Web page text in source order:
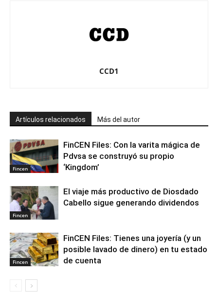
CCD1
Artículos relacionados Más del autor
Fincen
FinCEN Files: Con la varita mágica de
Pdvsa se construyó su propio
‘Kingdom’
Fincen
El viaje más productivo de Diosdado
Cabello sigue generando dividendos
Fincen
FinCEN Files: Tienes una joyería (y un
posible lavado de dinero) en tu estado
de cuenta